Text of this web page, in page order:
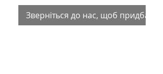
Зверніться до нас, щоб придбати